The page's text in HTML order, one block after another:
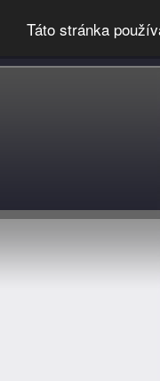
Táto stránka